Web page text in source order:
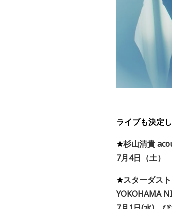
ライブも決定
★杉山清貴
7月4日（土）
★スターダス
YOKOHAMA